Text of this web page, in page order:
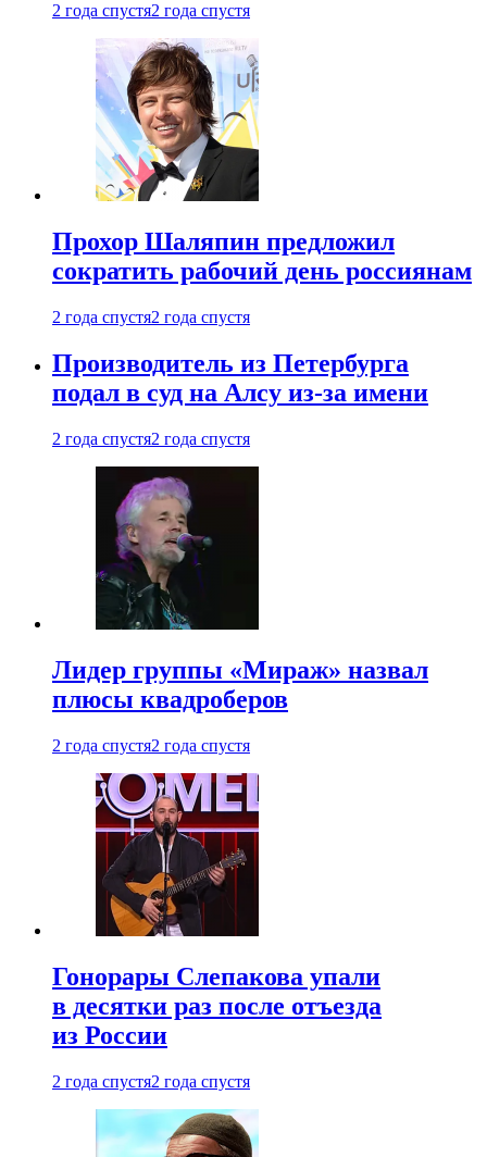
2 года спустя2 года спустя
Прохор Шаляпин предложил
сократить рабочий день россиянам
2 года спустя2 года спустя
Производитель из Петербурга
подал в суд на Алсу из-за имени
2 года спустя2 года спустя
Лидер группы «Мираж» назвал
плюсы квадроберов
2 года спустя2 года спустя
Гонорары Слепакова упали
в десятки раз после отъезда
из России
2 года спустя2 года спустя